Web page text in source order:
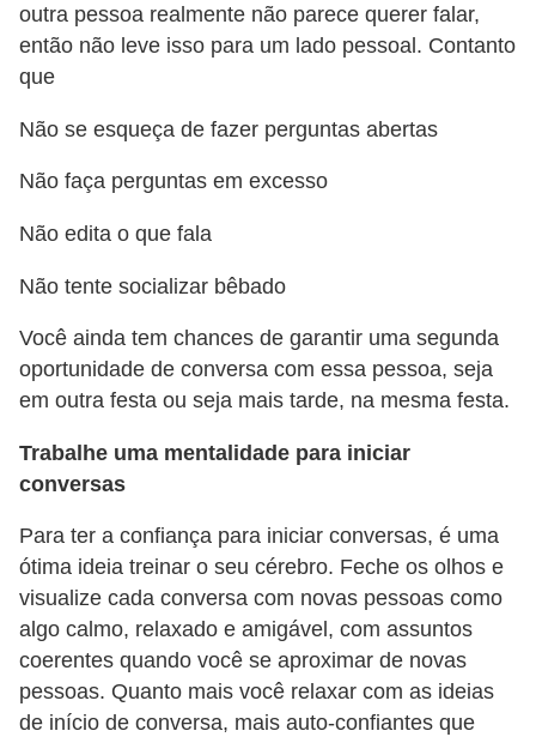
outra pessoa realmente não parece querer falar,
então não leve isso para um lado pessoal. Contanto
que
Não se esqueça de fazer perguntas abertas
Não faça perguntas em excesso
Não edita o que fala
Não tente socializar bêbado
Você ainda tem chances de garantir uma segunda
oportunidade de conversa com essa pessoa, seja
em outra festa ou seja mais tarde, na mesma festa.
Trabalhe uma mentalidade para iniciar
conversas
Para ter a confiança para iniciar conversas, é uma
ótima ideia treinar o seu cérebro. Feche os olhos e
visualize cada conversa com novas pessoas como
algo calmo, relaxado e amigável, com assuntos
coerentes quando você se aproximar de novas
pessoas. Quanto mais você relaxar com as ideias
de início de conversa, mais auto-confiantes que